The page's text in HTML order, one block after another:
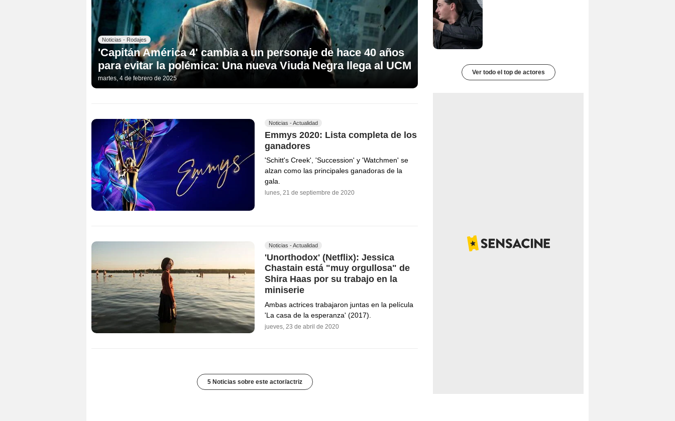
Noticias - Rodajes
'Capitán América 4' cambia a un personaje de hace 40 años
para evitar la polémica: Una nueva Viuda Negra llega al UCM
martes, 4 de febrero de 2025
Noticias - Actualidad
Emmys 2020: Lista completa de los
ganadores
'Schitt's Creek', 'Succession' y 'Watchmen' se
alzan como las principales ganadoras de la
gala.
lunes, 21 de septiembre de 2020
Noticias - Actualidad
'Unorthodox' (Netflix): Jessica
Chastain está "muy orgullosa" de
Shira Haas por su trabajo en la
miniserie
Ambas actrices trabajaron juntas en la película
'La casa de la esperanza' (2017).
jueves, 23 de abril de 2020
5 Noticias sobre este actor/actriz
Ver todo el top de actores